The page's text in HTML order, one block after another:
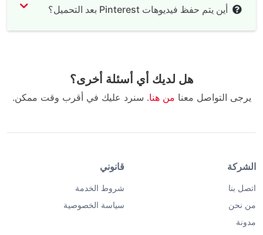
أين يتم حفظ فيديوهات Pinterest بعد التحميل؟
هل لديك أي أسئلة أخرى؟
يرجى التواصل معنا من هنا. سنرد عليك في أقرب وقت ممكن.
الشركة
اتصل بنا
من نحن
مدونة
قانوني
شروط الخدمة
سياسة الخصوصية